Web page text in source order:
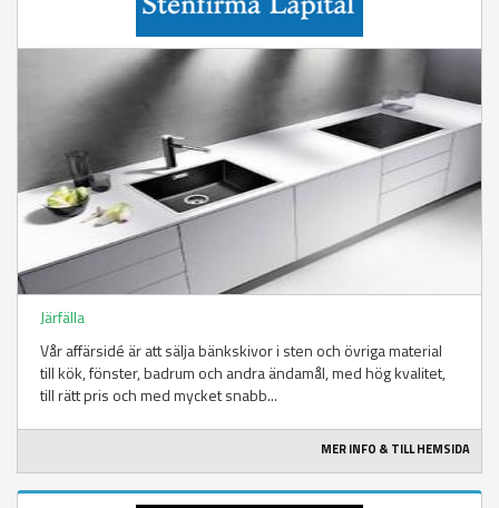
Järfälla
Vår affärsidé är att sälja bänkskivor i sten och övriga material
till kök, fönster, badrum och andra ändamål, med hög kvalitet,
till rätt pris och med mycket snabb...
MER INFO & TILL HEMSIDA